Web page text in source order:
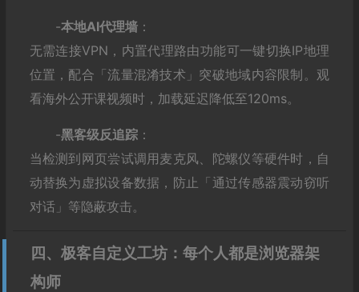
-‌本地AI代理墙‌：
无需连接VPN，内置代理路由功能可一键切换IP地理
位置，配合「流量混淆技术」突破地域内容限制。观
看海外公开课视频时，加载延迟降低至120ms。
-‌黑客级反追踪‌：
当检测到网页尝试调用麦克风、陀螺仪等硬件时，自
动替换为虚拟设备数据，防止「通过传感器震动窃听
对话」等隐蔽攻击。
四、极客自定义工坊：每个人都是浏览器架
构师